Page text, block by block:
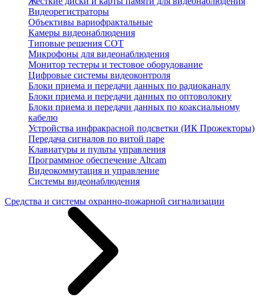
Видеорегистраторы
Объективы вариофрактальные
Камеры видеонаблюдения
Типовые решения СОТ
Микрофоны для видеонаблюдения
Монитор тестеры и тестовое оборудование
Цифровые системы видеоконтроля
Блоки приема и передачи данных по радиоканалу
Блоки приема и передачи данных по оптоволокну
Блоки приема и передачи данных по коаксиальному
кабелю
Устройства инфракрасной подсветки (ИК Прожекторы)
Передача сигналов по витой паре
Клавиатуры и пульты управления
Программное обеспечение Altcam
Видеокоммутация и управление
Системы видеонаблюдения
Средства и системы охранно-пожарной сигнализации